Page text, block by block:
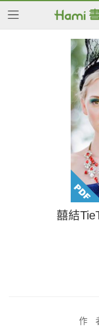
囍結
作